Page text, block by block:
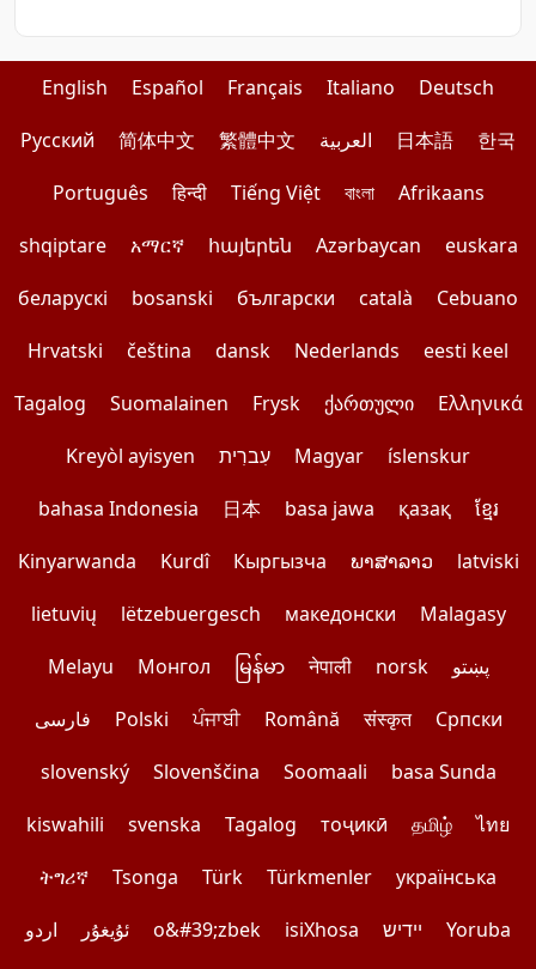
English Español Français Italiano
Deutsch
Pусский
简体中文 繁體中文 العربية 日本語
한국
Português
हिन्दी Tiếng Việt বাংলা
Afrikaans
shqiptare
አማርኛ հայերեն Azərbaycan
euskara
беларускі
bosanski български català
Cebuano
Hrvatski
čeština dansk Nederlands
eesti keel
Tagalog
Suomalainen Frysk ქართული
Ελληνικά
Kreyòl ayisyen
עִברִית Magyar
íslenskur
bahasa Indonesia
日本 basa jawa қазақ
ខ្មែរ
Kinyarwanda
Kurdî Кыргызча ພາສາລາວ
latviski
lietuvių
lëtzebuergesch македонски
Malagasy
Melayu
Монгол မြန်မာ नेपाली norsk
پښتو
فارسی
Polski ਪੰਜਾਬੀ Română संस्कृत
Српски
slovenský
Slovenščina Soomaali
basa Sunda
kiswahili
svenska Tagalog тоҷикӣ தமிழ்
ไทย
ትግሪኛ
Tsonga Türk Türkmenler
українська
اردو
ئۇيغۇر o&#39;zbek isiXhosa יידיש Yoruba